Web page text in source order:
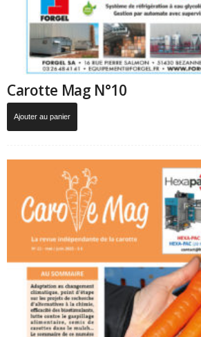
Carotte Mag N°10
Ajouter au panier